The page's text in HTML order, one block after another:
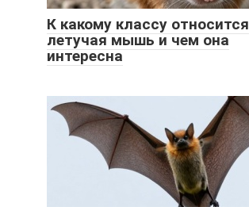
К какому классу относится
летучая мышь и чем она
интересна